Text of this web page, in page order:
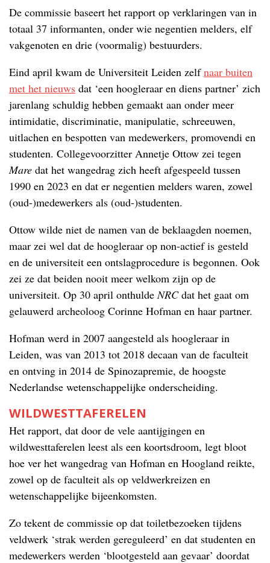
De commissie baseert het rapport op verklaringen van in
totaal 37 informanten, onder wie negentien melders, elf
vakgenoten en drie (voormalig) bestuurders.
Eind april kwam de Universiteit Leiden zelfnaar buiten
met het nieuws dat ‘een hoogleraar en diens partner’ zich
jarenlang schuldig hebben gemaakt aan onder meer
intimidatie, discriminatie, manipulatie, schreeuwen,
uitlachen en bespotten van medewerkers, promovendi en
studenten. Collegevoorzitter Annetje Ottow zei tegen
Mare dat het wangedrag zich heeft afgespeeld tussen
1990 en 2023 en dat er negentien melders waren, zowel
(oud-)medewerkers als (oud-)studenten.
Ottow wilde niet de namen van de beklaagden noemen,
maar zei wel dat de hoogleraar op non-actief is gesteld
en de universiteit een ontslagprocedure is begonnen. Ook
zei ze dat beiden nooit meer welkom zijn op de
universiteit. Op 30 april onthulde NRCdat het gaat om
gelauwerd archeoloog Corinne Hofman en haar partner.
Hofman werd in 2007 aangesteld als hoogleraar in
Leiden, was van 2013 tot 2018 decaan van de faculteit
en ontving in 2014 de Spinozapremie, de hoogste
Nederlandse wetenschappelijke onderscheiding.
WILDWESTTAFERELEN
Het rapport, dat door de vele aantijgingen en
wildwesttaferelen leest als een koortsdroom, legt bloot
hoe ver het wangedrag van Hofman en Hoogland reikte,
zowel op de faculteit als op veldwerkreizen en
wetenschappelijke bijeenkomsten.
Zo tekent de commissie op dat toiletbezoeken tijdens
veldwerk ‘strak werden gereguleerd’ en dat studenten en
medewerkers werden ‘blootgesteld aan gevaar’ doordat